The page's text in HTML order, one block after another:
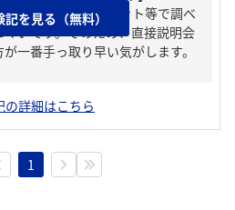
度が低いため、ネット等で調べ
いです。そのため、直接説明会
一番手っ取り早い気がします。
を見る（無料）
の詳細はこちら
1